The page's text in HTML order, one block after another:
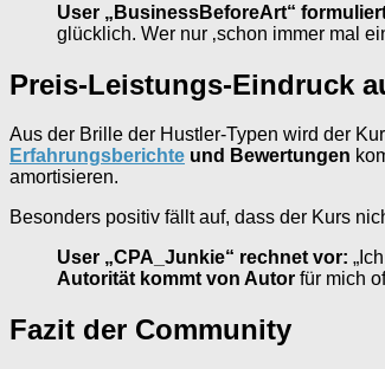
User „BusinessBeforeArt“
glücklich. Wer nur ‚schon immer mal
Preis-Leistungs-Eindruck
Aus der Brille der Hustler-Typen wird der
Erfahrungsberichte und Bewertungen
amortisieren.
Besonders positiv fällt auf, dass der Kurs
User „CPA_Junkie“ rechnet vor:
Autorität kommt von Autor für mich
Fazit der Community